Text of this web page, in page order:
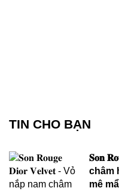
TIN CHO BẠN
𝐒𝐨𝐧
châm
mê